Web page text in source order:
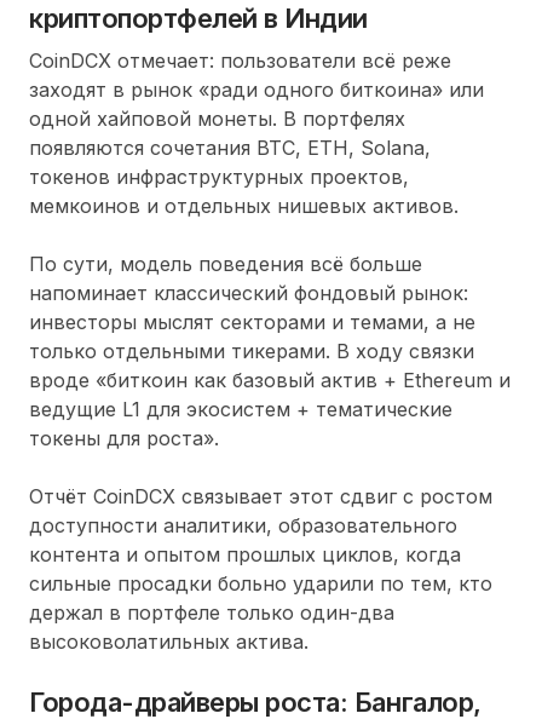
криптопортфелей в Индии
CoinDCX отмечает: пользователи всё реже
заходят в рынок «ради одного биткоина» или
одной хайповой монеты. В портфелях
появляются сочетания BTC, ETH, Solana,
токенов инфраструктурных проектов,
мемкоинов и отдельных нишевых активов.
По сути, модель поведения всё больше
напоминает классический фондовый рынок:
инвесторы мыслят секторами и темами, а не
только отдельными тикерами. В ходу связки
вроде «биткоин как базовый актив + Ethereum и
ведущие L1 для экосистем + тематические
токены для роста».
Отчёт CoinDCX связывает этот сдвиг с ростом
доступности аналитики, образовательного
контента и опытом прошлых циклов, когда
сильные просадки больно ударили по тем, кто
держал в портфеле только один-два
высоковолатильных актива.
Города-драйверы роста: Бангалор,